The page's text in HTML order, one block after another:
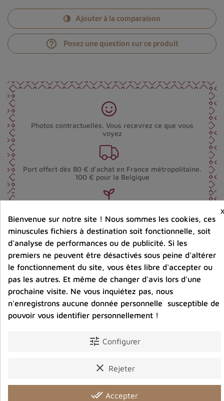
Ajouter à la comparaison
help_outline Posez une question sur ce produit
Photos contractuelles. Vous recevrez ce que vous
voyez
Port offert dès 80 € d’achat en France métropolitaine.
100 € pour la Belgique
Bijoux argent fabriqués sans émission de gaz
carbonique
Partager :
Détails du produit Avis clients
Vous aimerez aussi
Bienvenue sur notre site ! Nous sommes les cookies, ces
minuscules fichiers à destination soit fonctionnelle, soit
d'analyse de performances ou de publicité. Si les
premiers ne peuvent être désactivés sous peine d'altérer
le fonctionnement du site, vous êtes libre d'accepter ou
pas les autres. Et même de changer d'avis lors d'une
prochaine visite. Ne vous inquiétez pas, nous
n'enregistrons aucune donnée personnelle susceptible de
pouvoir vous identifier personnellement !
tune Configurer
clear Rejeter
done_all Accepter